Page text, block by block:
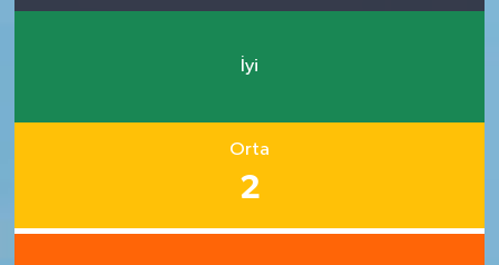
İyi
Orta
2